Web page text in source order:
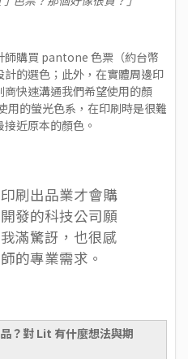
師購買 pantone 色票（約台幣
的選色；此外，在實體周邊印
快速溝通我們希望使用的顏
的螢光色系，在印刷時是很難
近原本的顏色。
刷出品業才會購
發的科技公司願
滿驚訝，也很感
的專業需求。
？對 Lit 有什麼想法與期